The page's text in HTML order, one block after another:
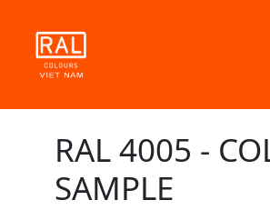
RAL 4005 -
SAMPLE